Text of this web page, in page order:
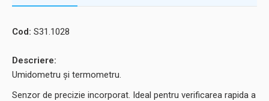
Cod: S31.1028
Descriere:
Umidometru şi termometru.
Senzor de precizie incorporat. Ideal pentru verificarea rapida a